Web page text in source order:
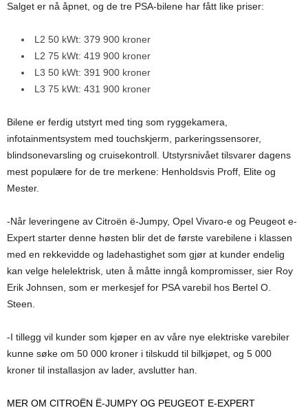
Salget er nå åpnet, og de tre PSA-bilene har fått like priser:
L2 50 kWt: 379 900 kroner
L2 75 kWt: 419 900 kroner
L3 50 kWt: 391 900 kroner
L3 75 kWt: 431 900 kroner
Bilene er ferdig utstyrt med ting som ryggekamera,
infotainmentsystem med touchskjerm, parkeringssensorer,
blindsonevarsling og cruisekontroll. Utstyrsnivået tilsvarer dagens
mest populære for de tre merkene: Henholdsvis Proff, Elite og
Mester.
-Når leveringene av Citroën ë-Jumpy, Opel Vivaro-e og Peugeot e-
Expert starter denne høsten blir det de første varebilene i klassen
med en rekkevidde og ladehastighet som gjør at kunder endelig
kan velge helelektrisk, uten å måtte inngå kompromisser, sier Roy
Erik Johnsen, som er merkesjef for PSA varebil hos Bertel O.
Steen.
-I tillegg vil kunder som kjøper en av våre nye elektriske varebiler
kunne søke om 50 000 kroner i tilskudd til bilkjøpet, og 5 000
kroner til installasjon av lader, avslutter han.
MER OM CITROËN Ë-JUMPY OG PEUGEOT E-EXPERT